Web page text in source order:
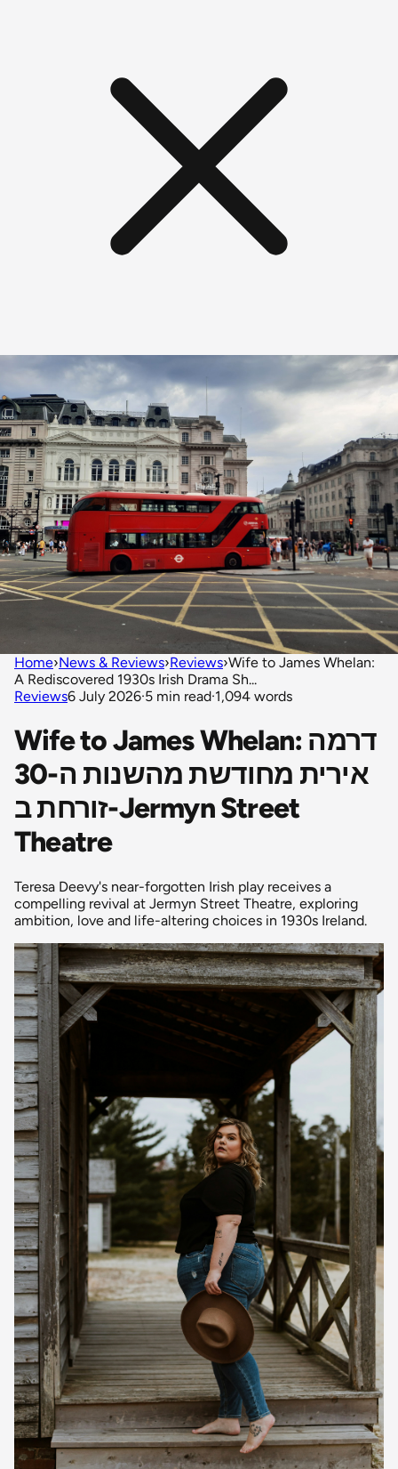
Home›News & Reviews›Reviews›Wife to James Whelan:
A Rediscovered 1930s Irish Drama Sh...
Reviews6 July 2026·5 min read·1,094 words
Wife to James Whelan: דרמה
אירית מחודשת מהשנות ה-30
זורחת ב-Jermyn Street
Theatre
Teresa Deevy's near-forgotten Irish play receives a
compelling revival at Jermyn Street Theatre, exploring
ambition, love and life-altering choices in 1930s Ireland.